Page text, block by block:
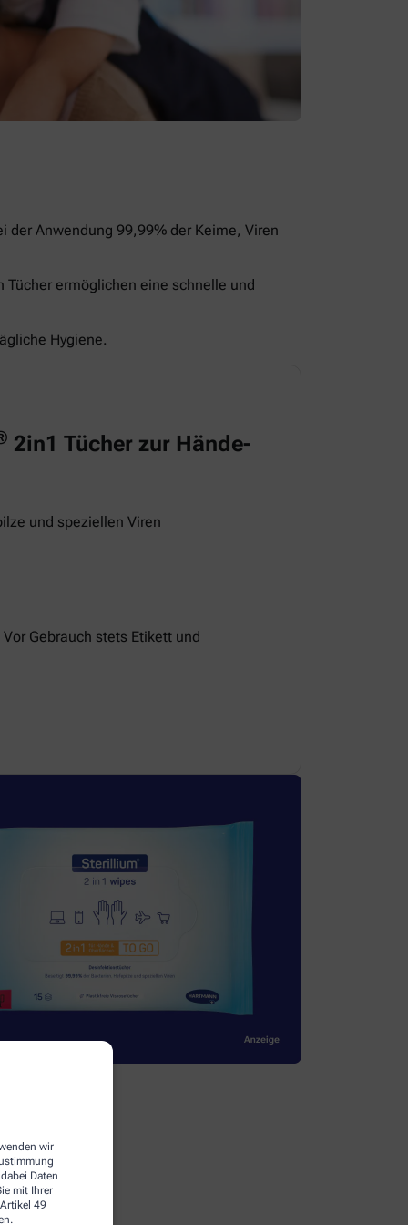
wir
Daten
mit Ihrer
49
der Anwendung 99,99% der Keime, Viren
ermöglichen eine schnelle und
Hygiene.
2in1 Tücher zur Hände-
und speziellen Viren
Gebrauch stets Etikett und